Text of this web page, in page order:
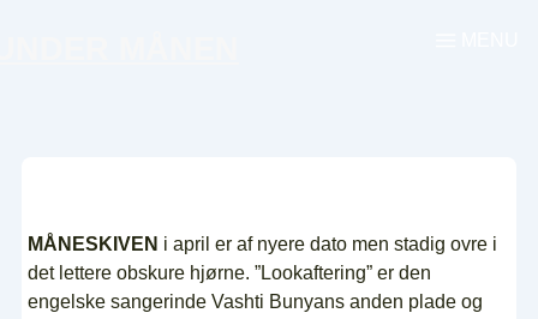
MÅNESKIVEN i april er af nyere dato men stadig ovre i
det lettere obskure hjørne. ”Lookaftering” er den
engelske sangerinde Vashti Bunyans anden plade og